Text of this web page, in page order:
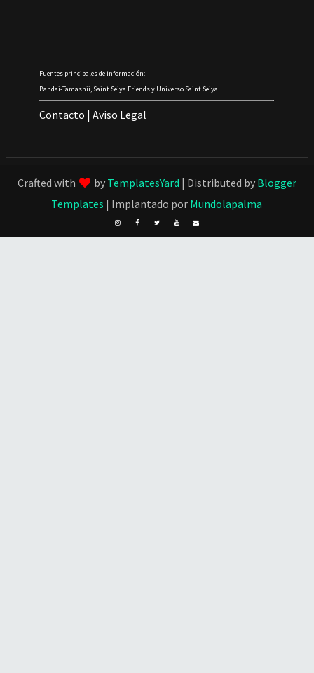
Fuentes principales de información:
Bandai-Tamashii, Saint Seiya Friends y Universo Saint Seiya.
Contacto |Aviso Legal
Crafted with by TemplatesYard | Distributed by Blogger
Templates | Implantado por Mundolapalma